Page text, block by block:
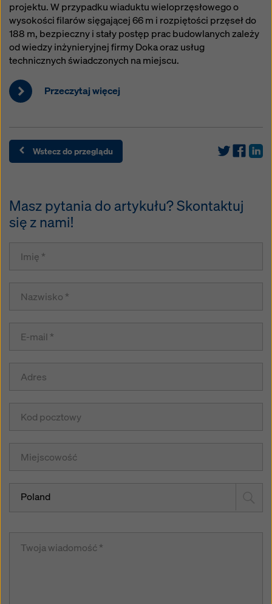
projektu. W przypadku wiaduktu wieloprzęsłowego o
wysokości filarów sięgającej 66 m i rozpiętości przęseł do
188 m, bezpieczny i stały postęp prac budowlanych zależy
od wiedzy inżynieryjnej firmy Doka oraz usług
technicznych świadczonych na miejscu.
Przeczytaj więcej
Wstecz do przeglądu
Masz pytania do artykułu? Skontaktuj
się z nami!
Poland